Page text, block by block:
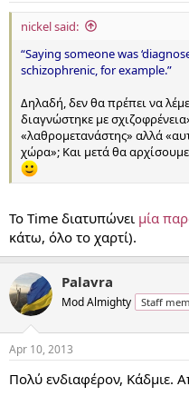
nickel said:
“Saying someone was
schizophrenic, for example.”
Δηλαδή, δεν θα πρέπει να
διαγνώστηκε με
«λαθρομετανάστης» αλλά
χώρα»; Και μετά θα
Το Time διατυπώνει μία
κάτω, όλο το χαρτί).
Palavra
Mod Almighty Staff
Apr 10, 2013
Πολύ ενδιαφέρον, Κάδμιε.